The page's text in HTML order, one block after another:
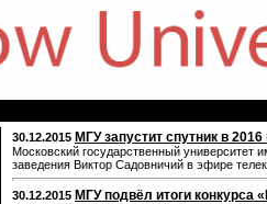
30.12.2015 МГУ запустит спутник в 2016
Московский государственный университет
заведения Виктор Садовничий в эфире
30.12.2015 МГУ подвёл итоги